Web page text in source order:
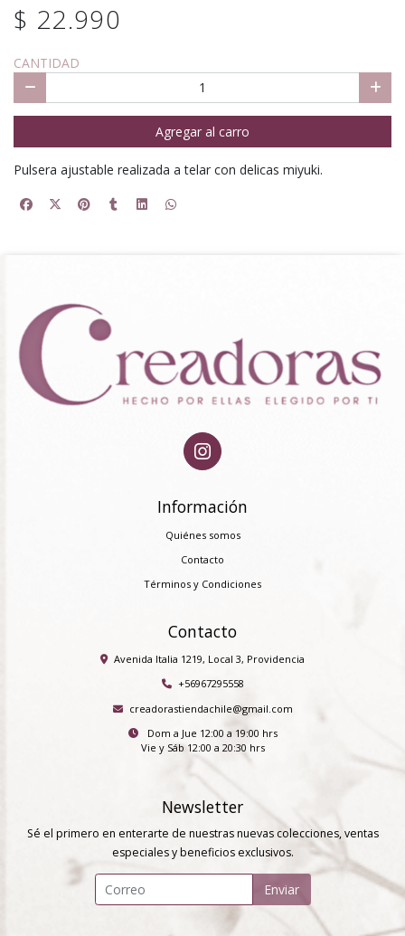
$ 22.990
CANTIDAD
Agregar al carro
Pulsera ajustable realizada a telar con delicas miyuki.
Información
Quiénes somos
Contacto
Términos y Condiciones
Contacto
Avenida Italia 1219, Local 3, Providencia
+56967295558
creadorastiendachile@gmail.com
Dom a Jue 12:00 a 19:00 hrs
Vie y Sáb 12:00 a 20:30 hrs
Newsletter
Sé el primero en enterarte de nuestras nuevas colecciones, ventas
especiales y beneficios exclusivos.
Enviar